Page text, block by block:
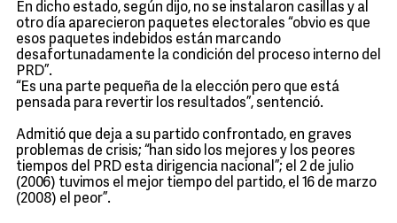
En dicho estado, según dijo, no se instalaron casillas y al
otro día aparecieron paquetes electorales “obvio es que
esos paquetes indebidos están marcando
desafortunadamente la condición del proceso interno del
PRD”.
“Es una parte pequeña de la elección pero que está
pensada para revertir los resultados”, sentenció.
Admitió que deja a su partido confrontado, en graves
problemas de crisis; “han sido los mejores y los peores
tiempos del PRD esta dirigencia nacional”; el 2 de julio
(2006) tuvimos el mejor tiempo del partido, el 16 de marzo
(2008) el peor”.